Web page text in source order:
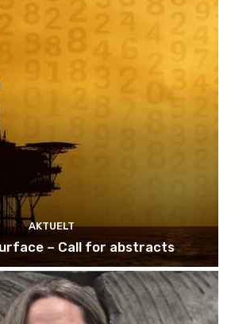
AKTUELT
– Call for abstracts